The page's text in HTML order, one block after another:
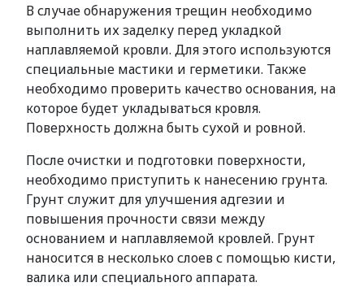
В случае обнаружения трещин необходимо
выполнить их заделку перед укладкой
наплавляемой кровли. Для этого используются
специальные мастики и герметики. Также
необходимо проверить качество основания, на
которое будет укладываться кровля.
Поверхность должна быть сухой и ровной.
После очистки и подготовки поверхности,
необходимо приступить к нанесению грунта.
Грунт служит для улучшения адгезии и
повышения прочности связи между
основанием и наплавляемой кровлей. Грунт
наносится в несколько слоев с помощью кисти,
валика или специального аппарата.